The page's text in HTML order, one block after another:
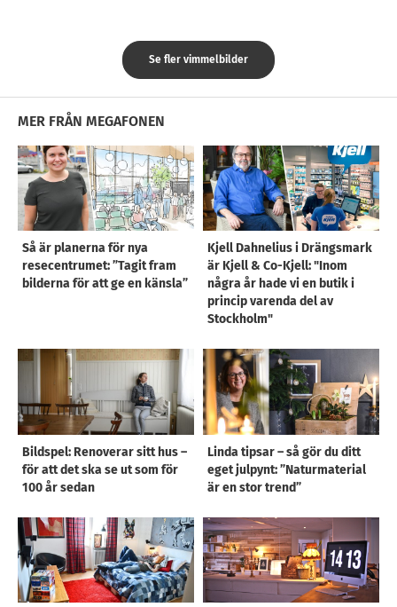
Se fler vimmelbilder
MER FRÅN MEGAFONEN
Så är planerna för nya
resecentrumet: ”Tagit fram
bilderna för att ge en känsla”
Kjell Dahnelius i Drängsmark
är Kjell & Co-Kjell: "Inom
några år hade vi en butik i
princip varenda del av
Stockholm"
Bildspel: Renoverar sitt hus –
för att det ska se ut som för
100 år sedan
Linda tipsar – så gör du ditt
eget julpynt: ”Naturmaterial
är en stor trend”